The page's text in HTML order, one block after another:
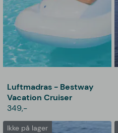
Luftmadras - Bestway
Vacation Cruiser
349,-
Ikke på lager